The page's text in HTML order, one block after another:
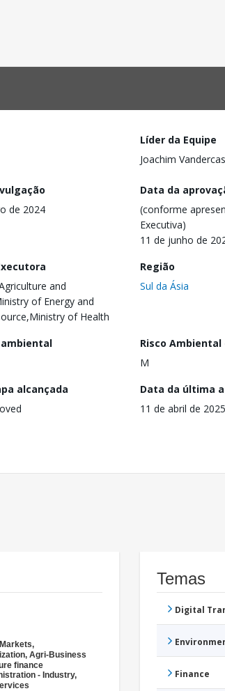
Líder da Equipe
Joachim
de 2024
Data da
(conforme
Executiva)
11 de junho de
and
of Energy and
of Health
Região
Sul da Ásia
Risco Ambiental
M
alcançada
Data da última
11 de abril de 2025
Agri-Business
finance
- Industry,
Temas
Digital
Finance